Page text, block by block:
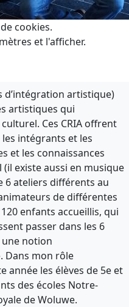
cookies.
et l'afficher.
d’intégration artistique)
artistiques qui
Ces CRIA offrent
intégrants et les
et les connaissances
(il existe aussi en musique
6 ateliers différents au
de différentes
enfants accueillis, qui
passer dans les 6
notion
Dans mon rôle
année les élèves de 5e et
des écoles Notre-
de Woluwe.